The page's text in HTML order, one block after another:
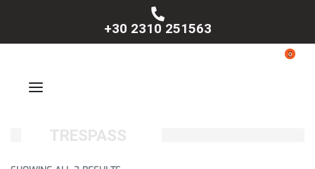
+30 2310 251563
0
TRESPASS